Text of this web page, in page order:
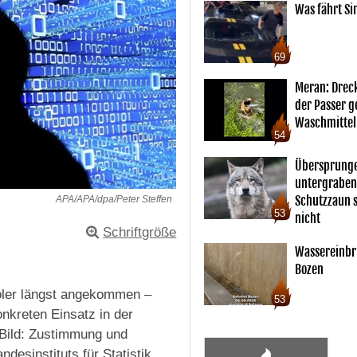
APA/APA/dpa/Peter Steffen
Schriftgröße
längst angekommen –
Einsatz in der
Zustimmung und
69
Was fährt
54
Meran:
der Passer
Waschmittel
53
Schutzzaun
nicht
53
Bozen